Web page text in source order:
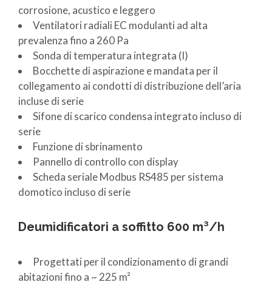
corrosione, acustico e leggero
Ventilatori radiali EC modulanti ad alta
prevalenza fino a 260 Pa
Sonda di temperatura integrata (I)
Bocchette di aspirazione e mandata per il
collegamento ai condotti di distribuzione dell’aria
incluse di serie
Sifone di scarico condensa integrato incluso di
serie
Funzione di sbrinamento
Pannello di controllo con display
Scheda seriale Modbus RS485 per sistema
domotico incluso di serie
Deumidificatori a soffitto 600 m³/h
Progettati per il condizionamento di grandi
abitazioni fino a ~ 225 m²